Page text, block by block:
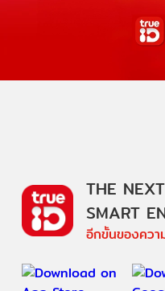
THE
SMART
อีกขั้นของควา